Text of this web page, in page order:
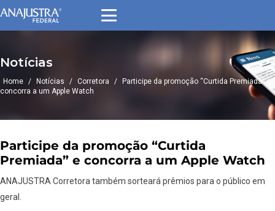
Notícias
Home / Notícias / Corretora /
Participe da promoção “Curtida Premiada” e
concorra a um Apple Watch
Participe da promoção “Curtida
Premiada” e concorra a um Apple Watch
ANAJUSTRA Corretora também sorteará prêmios para o público em
geral.